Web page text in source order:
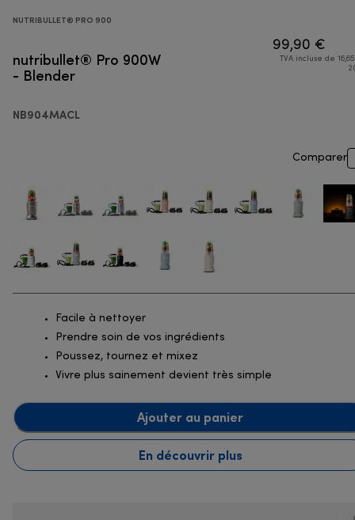
NUTRIBULLET® PRO 900
nutribullet® Pro 900W
- Blender
NB904MACL
99,90 €
TVA incluse de
Comparer
Facile à nettoyer
Prendre soin de vos ingrédients
Poussez, tournez et mixez
Vivre plus sainement devient très simple
Ajouter au panier
En découvrir plus